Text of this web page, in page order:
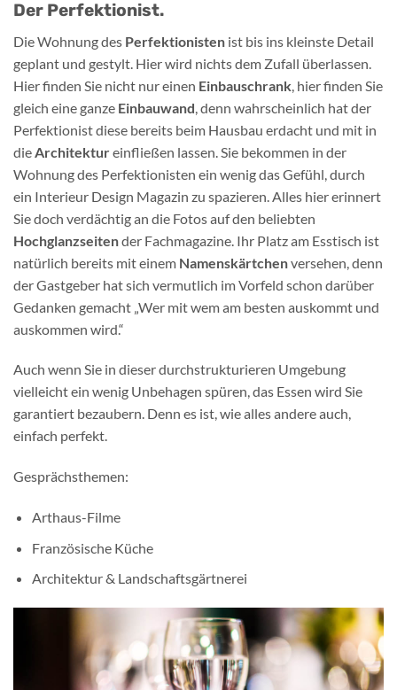
Der Perfektionist.
Die Wohnung des Perfektionisten ist bis ins kleinste Detail
geplant und gestylt. Hier wird nichts dem Zufall überlassen.
Hier finden Sie nicht nur einen Einbauschrank , hier finden Sie
gleich eine ganze Einbauwand , denn wahrscheinlich hat der
Perfektionist diese bereits beim Hausbau erdacht und mit in
die Architektureinfließen lassen. Sie bekommen in der
Wohnung des Perfektionisten ein wenig das Gefühl, durch
ein Interieur Design Magazin zu spazieren. Alles hier erinnert
Sie doch verdächtig an die Fotos auf den beliebten
Hochglanzseitender Fachmagazine. Ihr Platz am Esstisch ist
natürlich bereits mit einem Namenskärtchenversehen, denn
der Gastgeber hat sich vermutlich im Vorfeld schon darüber
Gedanken gemacht „Wer mit wem am besten auskommt und
auskommen wird.“
Auch wenn Sie in dieser durchstrukturieren Umgebung
vielleicht ein wenig Unbehagen spüren, das Essen wird Sie
garantiert bezaubern. Denn es ist, wie alles andere auch,
einfach perfekt.
Gesprächsthemen:
Arthaus-Filme
Französische Küche
Architektur & Landschaftsgärtnerei